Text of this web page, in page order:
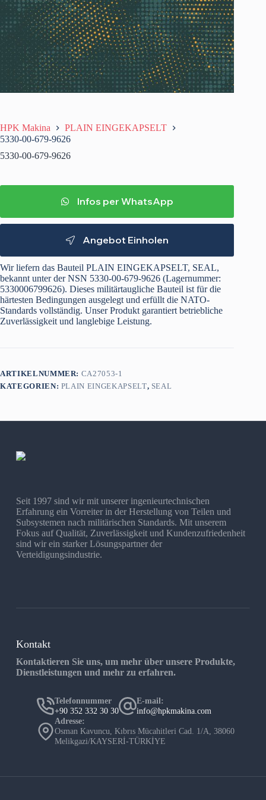
HPK Makina
PLAIN EINGEKAPSELT
5330-00-679-9626
5330-00-679-9626
Infos per WhatsApp
Angebot Einholen
Wir liefern das Bauteil PLAIN EINGEKAPSELT, SEAL,
bekannt unter der NSN 5330-00-679-9626 (Lagernummer:
5330006799626). Dieses militärtaugliche Bauteil ist für die
härtesten Bedingungen ausgelegt und erfüllt die NATO-
Standards vollständig. Unser Produkt garantiert betriebliche
Zuverlässigkeit und langlebige Leistung.
ARTIKELNUMMER: CA27053-1
KATEGORIEN: PLAIN EINGEKAPSELT, SEAL
Seit 1997 sind wir mit unserer ingenieurtechnischen
Erfahrung ein Vorreiter in der Herstellung von Teilen und
Subsystemen nach militärischen Standards. Mit unserem
Fokus auf Qualität, Zuverlässigkeit und Kundenzufriedenheit
sind wir ein starker Lösungspartner der
Verteidigungsindustrie.
Kontakt
Kontaktieren Sie uns, um mehr über unsere Produkte,
Dienstleistungen und mehr zu erfahren.
Telefonnummer
+90 352 332 30 30
E-mail:
info@hpkmakina.com
Adresse:
Osman Kavuncu, Kıbrıs Mücahitleri Cad. 1/A, 38060
Melikgazi/KAYSERİ-TÜRKİYE